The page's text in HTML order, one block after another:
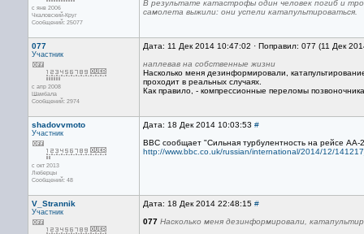
с янв 2006
Чкаловский-Круг
Сообщений: 25077
В результате катастрофы один человек погиб и
самолета выжили: они успели катапультироваться.
077
Участник
с апр 2008
Шамбала
Сообщений: 2974
Дата: 11 Дек 2014 10:47:02 · Поправил: 077 (11 Дек
наплевав на собственные жизни
Насколько меня дезинформировали,
проходит в реальных случаях.
Как правило, - компрессионные переломы
shadovvmoto
Участник
с окт 2013
Люберцы
Сообщений: 48
Дата: 18 Дек 2014 10:03:53 #
BBC сообщает "Сильная турбулентность на рейсе
http://www.bbc.co.uk/russian/international/2014/12/
V_Strannik
Участник
Дата: 18 Дек 2014 22:48:15 #
077 Насколько меня дезинформировали,